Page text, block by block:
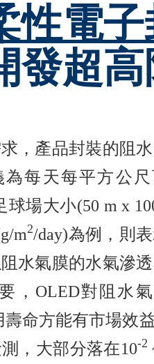
性電
發超
，產品封裝的阻
每天每平方公
球場大小(50 m x
m2/day)為例，則
水氣膜的水氣滲
，OLED對阻水
壽命方能有市場效
，大部分落在10-2